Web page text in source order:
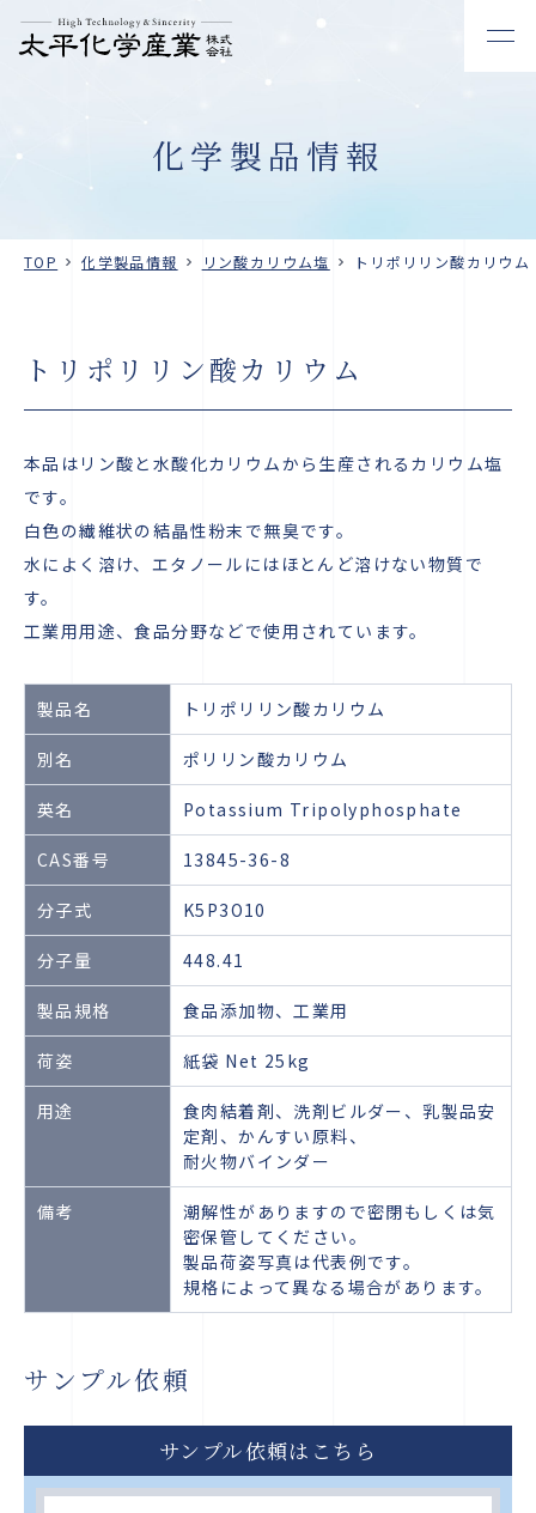
化学製品情報
TOP 化学製品情報 リン酸カリウム塩 トリポリリン酸カリウム
トリポリリン酸カリウム
本品はリン酸と水酸化カリウムから生産されるカリウム塩
です。
白色の繊維状の結晶性粉末で無臭です。
水によく溶け、エタノールにはほとんど溶けない物質で
す。
工業用用途、食品分野などで使用されています。
製品名 トリポリリン酸カリウム
別名 ポリリン酸カリウム
英名 Potassium Tripolyphosphate
CAS番号 13845-36-8
分子式 K5P3O10
分子量 448.41
製品規格 食品添加物、工業用
荷姿 紙袋 Net 25kg
用途
食肉結着剤、洗剤ビルダー、乳製品安
定剤、かんすい原料、
耐火物バインダー
備考
潮解性がありますので密閉もしくは気
密保管してください。
製品荷姿写真は代表例です。
規格によって異なる場合があります。
サンプル依頼
サンプル依頼はこちら